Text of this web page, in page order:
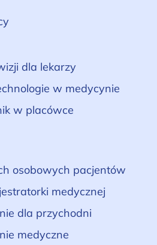
dla lekarzy
w medycynie
w placówce
osobowych pacjentów
medycznej
dla przychodni
medyczne